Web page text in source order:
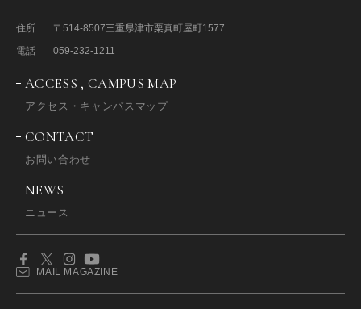
住所 〒514-8507三重県津市栗真町屋町1577
電話
059-232-1211
ACCESS , CAMPUS MAP
アクセス・キャンパスマップ
CONTACT
お問い合わせ
NEWS
ニュース
MAIL MAGAZINE